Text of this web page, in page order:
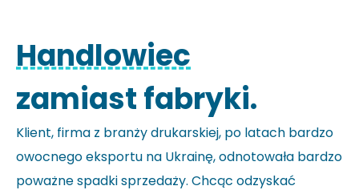
Handlowiec
zamiast fabryki.
Klient, firma z branży drukarskiej, po latach bardzo
owocnego eksportu na Ukrainę, odnotowała bardzo
poważne spadki sprzedaży. Chcąc odzyskać